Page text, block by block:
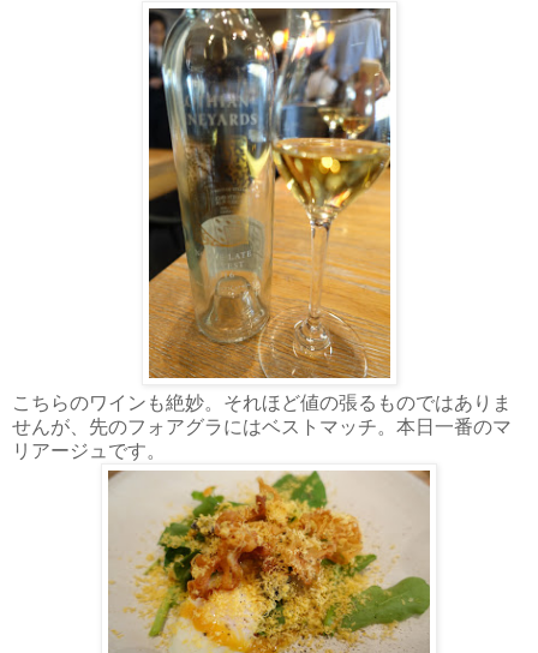
こちらのワインも絶妙。それほど値の張るものではありま
せんが、先のフォアグラにはベストマッチ。本日一番のマ
リアージュです。